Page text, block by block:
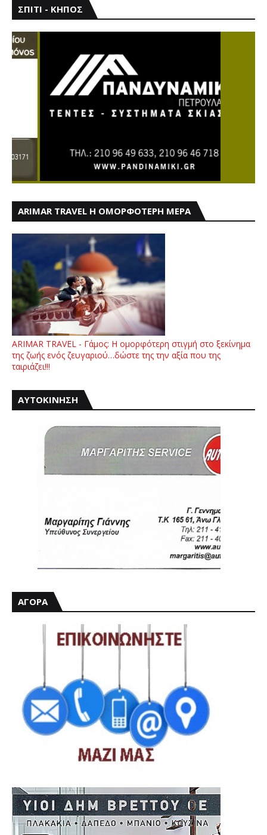
ΣΠΙΤΙ - ΚΗΠΟΣ
ARIMAR TRAVEL Η ΟΜΟΡΦΟΤΕΡΗ ΜΕΡΑ
ARIMAR TRAVEL - Γάμος: Η ομορφότερη στιγμή στο ξεκίνημα
της ζωής ενός ζευγαριού…δώστε της την αξία που της
ταιριάζει!!!
ΑΥΤΟΚΙΝΗΣΗ
ΑΓΟΡΑ